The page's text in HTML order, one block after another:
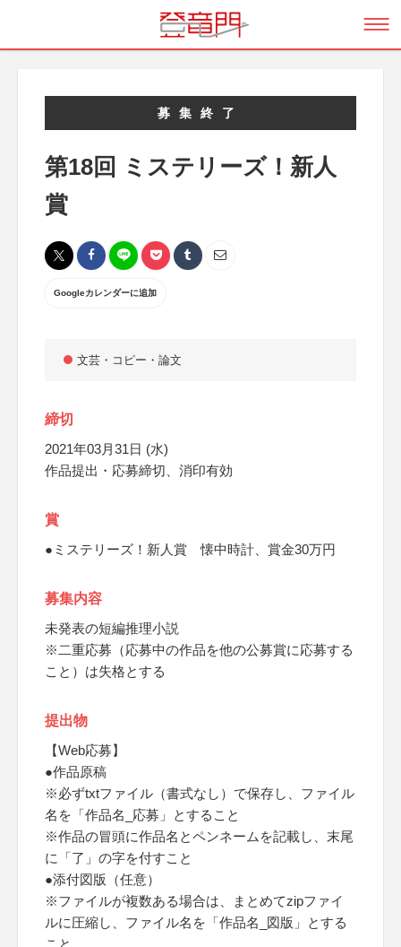
募集終了
第18回 ミステリーズ！新人
賞
Googleカレンダーに追加
文芸・コピー・論文
締切
2021年03月31日 (水)
作品提出・応募締切、消印有効
賞
●ミステリーズ！新人賞 懐中時計、賞金30万円
募集内容
未発表の短編推理小説
※二重応募（応募中の作品を他の公募賞に応募する
こと）は失格とする
提出物
【Web応募】
●作品原稿
※必ずtxtファイル（書式なし）で保存し、ファイル
名を「作品名_応募」とすること
※作品の冒頭に作品名とペンネームを記載し、末尾
に「了」の字を付すこと
●添付図版（任意）
※ファイルが複数ある場合は、まとめてzipファイ
ルに圧縮し、ファイル名を「作品名_図版」とする
こと